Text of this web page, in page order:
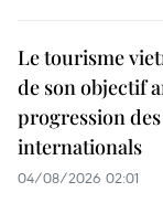
Le tourisme
de son objectif
progression
internationals
04/08/2026 02:01